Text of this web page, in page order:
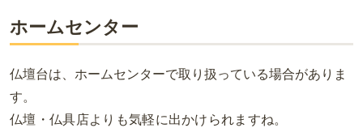
ホームセンター
仏壇台は、ホームセンターで取り扱っている場合がありま
す。
仏壇・仏具店よりも気軽に出かけられますね。